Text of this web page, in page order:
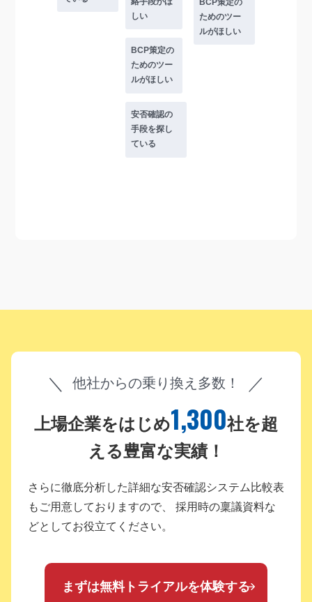
しい
BCP策定の
ためのツー
ルがほしい
安否確認の
手段を探し
ている
BCP策定の
ためのツー
ルがほしい
他社からの乗り換え多数！
上場企業をはじめ1,300社を超
える豊富な実績！
さらに徹底分析した詳細な安否確認システム比較表
もご用意しておりますので、
採用時の稟議資料な
どとしてお役立てください。
まずは無料トライアルを体験する